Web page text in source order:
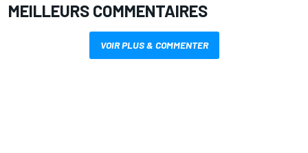
MEILLEURS COMMENTAIRES
VOIR PLUS & COMMENTER